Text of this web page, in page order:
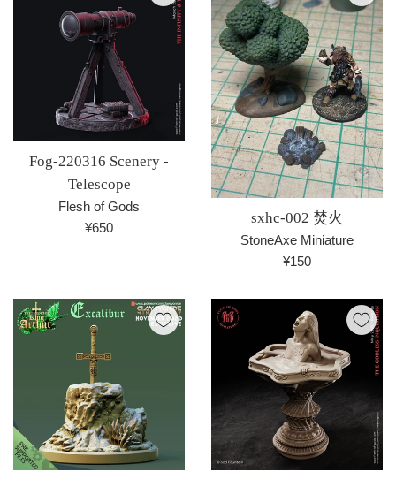
Fog-220316 Scenery -
Telescope
Flesh of Gods
通
¥650
sxhc-002 焚火
StoneAxe Miniature
通
価
格
¥150